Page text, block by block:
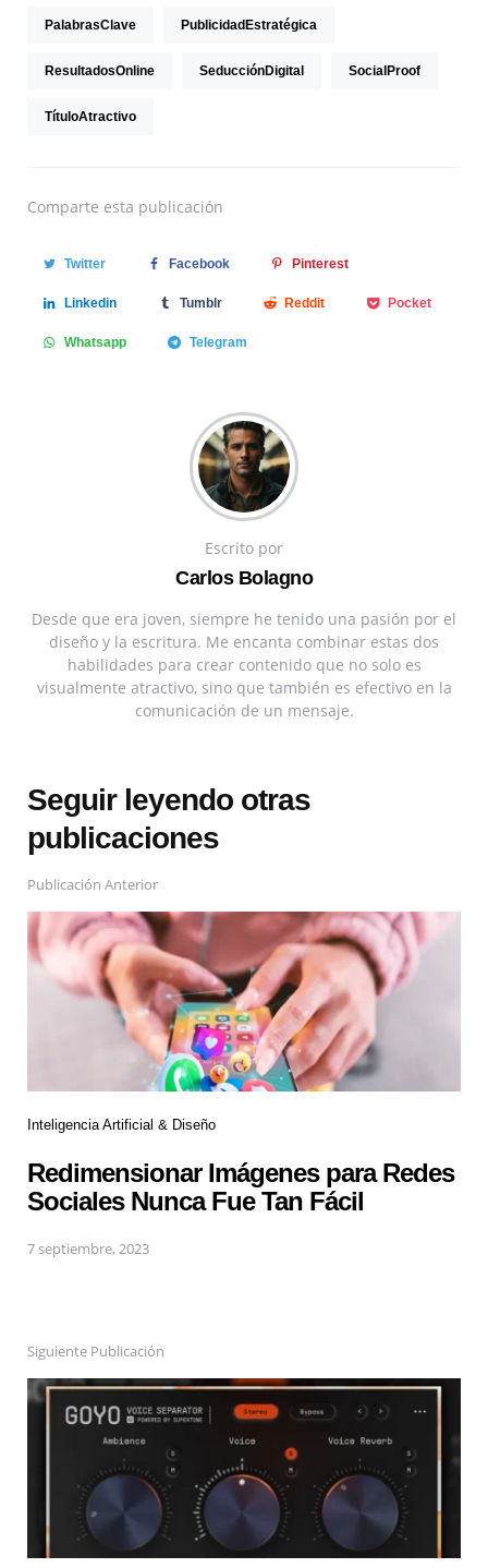
PalabrasClave PublicidadEstratégica
ResultadosOnline SeducciónDigital SocialProof
TítuloAtractivo
Comparte esta publicación
Twitter Facebook Pinterest
Linkedin Tumblr Reddit Pocket
Whatsapp Telegram
Escrito por
Carlos Bolagno
Desde que era joven, siempre he tenido una pasión por el
diseño y la escritura. Me encanta combinar estas dos
habilidades para crear contenido que no solo es
visualmente atractivo, sino que también es efectivo en la
comunicación de un mensaje.
Seguir leyendo otras
publicaciones
Publicación Anterior
Inteligencia Artificial & Diseño
Redimensionar Imágenes para Redes
Sociales Nunca Fue Tan Fácil
7 septiembre, 2023
Siguiente Publicación